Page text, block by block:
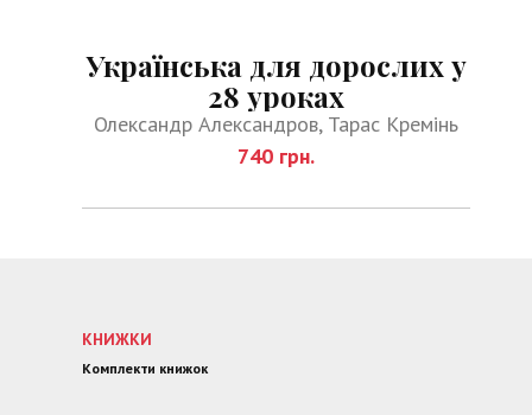
Українська для дорослих у
28 уроках
Олександр Александров, Тарас Кремінь
740 грн.
КНИЖКИ
Комплекти книжок